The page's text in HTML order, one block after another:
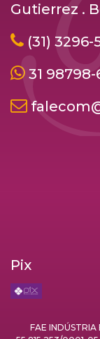
Gutierrez .
(31) 3296-
31
Pix
FAE